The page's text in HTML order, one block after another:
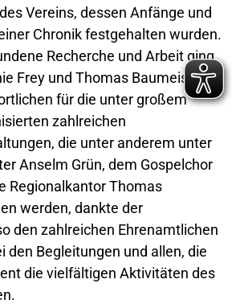
Vereins, dessen Anfänge und
Chronik festgehalten wurden.
Recherche und Arbeit ging
Frey und Thomas Baumeister.
für die unter großem
zahlreichen
die unter anderem unter
Anselm Grün, dem Gospelchor
Regionalkantor Thomas
werden, dankte der
den zahlreichen Ehrenamtlichen
den Begleitungen und allen, die
die vielfältigen Aktivitäten des